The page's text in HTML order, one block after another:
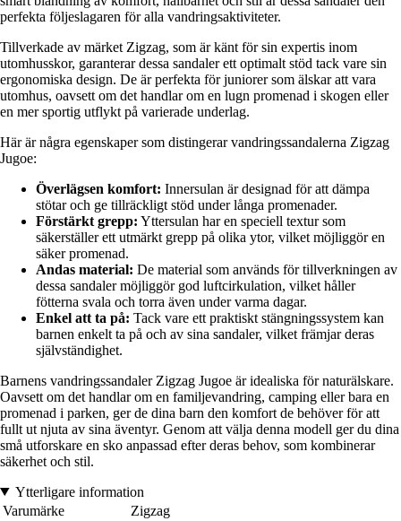
perfekta följeslagaren för alla vandringsaktiviteter.
Tillverkade av märket Zigzag, som är känt för sin expertis inom
utomhusskor, garanterar dessa sandaler ett optimalt stöd tack vare sin
ergonomiska design. De är perfekta för juniorer som älskar att vara
utomhus, oavsett om det handlar om en lugn promenad i skogen eller
en mer sportig utflykt på varierade underlag.
Här är några egenskaper som distingerar vandringssandalerna Zigzag
Jugoe:
Överlägsen komfort: Innersulan är designad för att dämpa
stötar och ge tillräckligt stöd under långa promenader.
Förstärkt grepp: Yttersulan har en speciell textur som
säkerställer ett utmärkt grepp på olika ytor, vilket möjliggör en
säker promenad.
Andas material: De material som används för tillverkningen av
dessa sandaler möjliggör god luftcirkulation, vilket håller
fötterna svala och torra även under varma dagar.
Enkel att ta på: Tack vare ett praktiskt stängningssystem kan
barnen enkelt ta på och av sina sandaler, vilket främjar deras
självständighet.
Barnens vandringssandaler Zigzag Jugoe är idealiska för naturälskare.
Oavsett om det handlar om en familjevandring, camping eller bara en
promenad i parken, ger de dina barn den komfort de behöver för att
fullt ut njuta av sina äventyr. Genom att välja denna modell ger du dina
små utforskare en sko anpassad efter deras behov, som kombinerar
säkerhet och stil.
Ytterligare information
Varumärke
Zigzag